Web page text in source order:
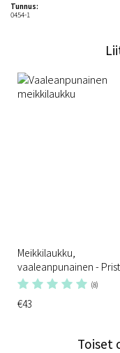
Tunnus:
0454-1
Meikkilaukku,
vaaleanpunainen -
(8)
€43
Toiset